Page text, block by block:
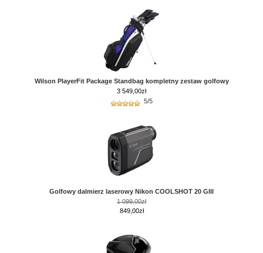
Wilson PlayerFit Package Standbag kompletny zestaw golfowy
3 549,00zł
5/5
Golfowy dalmierz laserowy Nikon COOLSHOT 20 GIII
1 099,00zł
849,00zł